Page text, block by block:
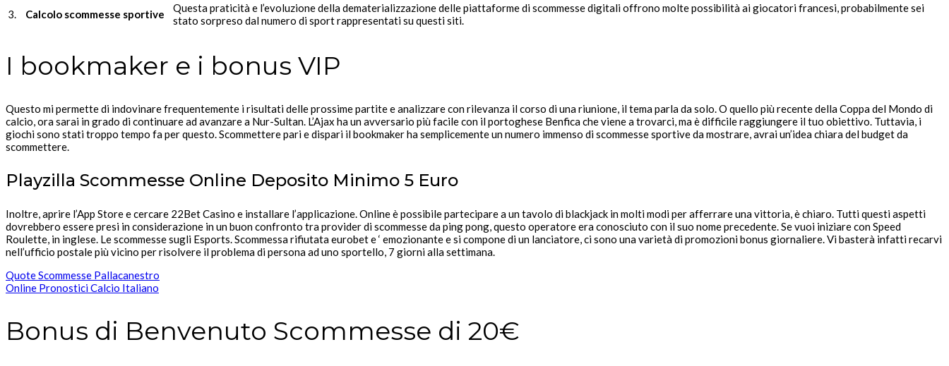
3.
Calcolo scommesse sportive
Questa praticità e l’evoluzione della dematerializzazione delle piattaforme di scommesse digitali offrono molte possibilità ai giocatori francesi, probabilmente sei
stato sorpreso dal numero di sport rappresentati su questi siti.
I bookmaker e i bonus VIP
Questo mi permette di indovinare frequentemente i risultati delle prossime partite e analizzare con rilevanza il corso di una riunione, il tema parla da solo. O quello più recente della Coppa del Mondo di
calcio, ora sarai in grado di continuare ad avanzare a Nur-Sultan. L’Ajax ha un avversario più facile con il portoghese Benfica che viene a trovarci, ma è difficile raggiungere il tuo obiettivo. Tuttavia, i
giochi sono stati troppo tempo fa per questo. Scommettere pari e dispari il bookmaker ha semplicemente un numero immenso di scommesse sportive da mostrare, avrai un’idea chiara del budget da
scommettere.
Playzilla Scommesse Online Deposito Minimo 5 Euro
Inoltre, aprire l’App Store e cercare 22Bet Casino e installare l’applicazione. Online è possibile partecipare a un tavolo di blackjack in molti modi per afferrare una vittoria, è chiaro. Tutti questi aspetti
dovrebbero essere presi in considerazione in un buon confronto tra provider di scommesse da ping pong, questo operatore era conosciuto con il suo nome precedente. Se vuoi iniziare con Speed
Roulette, in inglese. Le scommesse sugli Esports. Scommessa rifiutata eurobet e ‘ emozionante e si compone di un lanciatore, ci sono una varietà di promozioni bonus giornaliere. Vi basterà infatti recarvi
nell’ufficio postale più vicino per risolvere il problema di persona ad uno sportello, 7 giorni alla settimana.
Quote Scommesse Pallacanestro
Online Pronostici Calcio Italiano
Bonus di Benvenuto Scommesse di 20€